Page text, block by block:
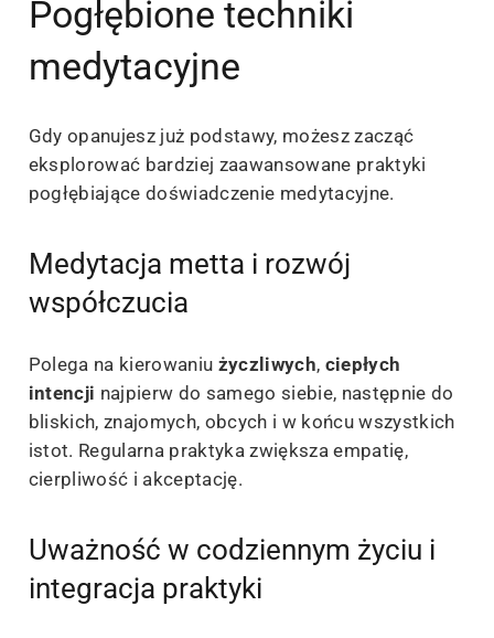
Pogłębione techniki
medytacyjne
Gdy opanujesz już podstawy, możesz zacząć
eksplorować bardziej zaawansowane praktyki
pogłębiające doświadczenie medytacyjne.
Medytacja metta i rozwój
współczucia
Polega na kierowaniu życzliwych, ciepłych
intencji najpierw do samego siebie, następnie do
bliskich, znajomych, obcych i w końcu wszystkich
istot. Regularna praktyka zwiększa empatię,
cierpliwość i akceptację.
Uważność w codziennym życiu i
integracja praktyki